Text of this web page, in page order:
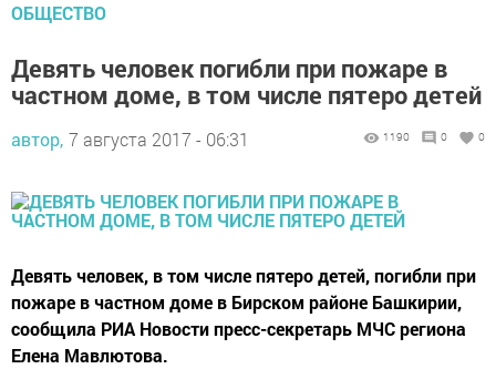
ОБЩЕСТВО
Девять человек погибли при пожаре в
частном доме, в том числе пятеро детей
автор, 7 августа 2017 - 06:31 1190 0 0
Девять человек, в том числе пятеро детей, погибли при
пожаре в частном доме в Бирском районе Башкирии,
сообщила РИА Новости пресс-секретарь МЧС региона
Елена Мавлютова.